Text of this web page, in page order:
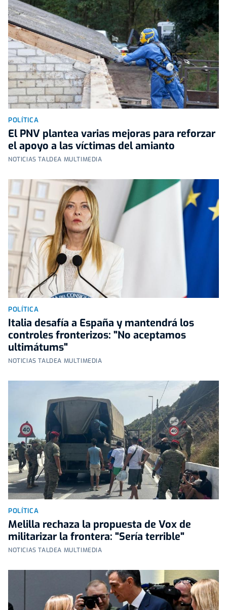
POLÍTICA
El PNV plantea varias mejoras para reforzar
el apoyo a las víctimas del amianto
NOTICIAS TALDEA MULTIMEDIA
POLÍTICA
Italia desafía a España y mantendrá los
controles fronterizos: "No aceptamos
ultimátums"
NOTICIAS TALDEA MULTIMEDIA
POLÍTICA
Melilla rechaza la propuesta de Vox de
militarizar la frontera: "Sería terrible"
NOTICIAS TALDEA MULTIMEDIA